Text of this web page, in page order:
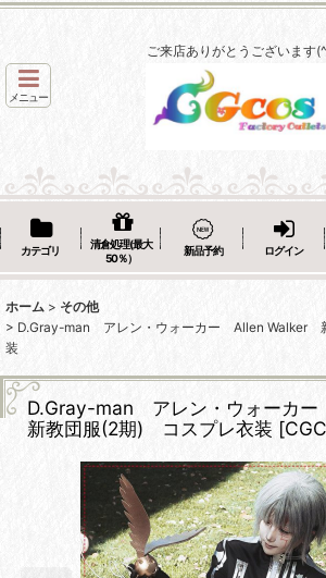
ご来店ありがとうございます
メニュー
カテゴリ
清倉処理(最大
50％）
新品予約 ログイン
ホーム > その他
> D.Gray-man アレン・ウォーカー Allen Walker
装
D.Gray-man アレン・ウォーカ
新教団服(2期) コスプレ衣装 [